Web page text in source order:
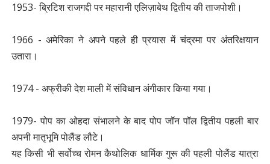
1953- ब्रिटिश राजगद्दी पर महारानी एलिज़ाबेथ द्वितीय की ताजपोशी।
1966 - अमेरिका ने अपने पहले ही प्रयास में चंद्रमा पर अंतरिक्षयान
उतारा।
1974 - अफ्रीकी देश माली में संविधान अंगीकार किया गया।
1979- पोप का ओहदा संभालने के बाद पोप जॉन पॉल द्वितीय पहली बार
अपनी मातृभूमि पोलैंड लौटे।
यह किसी भी सर्वोच्च रोमन कैथोलिक धार्मिक गुरू की पहली पोलैंड यात्रा